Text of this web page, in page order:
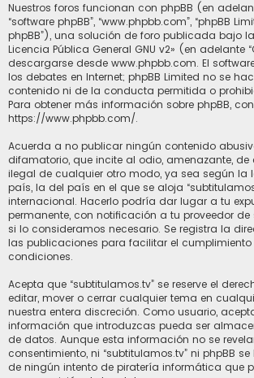
Nuestros foros funcionan con phpBB (en
“software phpBB”, “www.phpbb.com”, “phpBB
phpBB”), una solución de foro publicada bajo
Licencia Pública General GNU v2» (en adelante
descargarse desde www.phpbb.com. El
los debates en Internet; phpBB Limited no se
contenido ni de la conducta permitida o
Para obtener más información sobre phpBB,
https://www.phpbb.com/.
Acuerda a no publicar ningún contenido
difamatorio, que incite al odio, amenazante, de
ilegal de cualquier otro modo, ya sea según la
país, la del país en el que se aloja
internacional. Hacerlo podría dar lugar a tu
permanente, con notificación a tu proveedor de
si lo consideramos necesario. Se registra la
las publicaciones para facilitar el cumplimiento
condiciones.
Acepta que “subtitulamos.tv” se reserve el
editar, mover o cerrar cualquier tema en
nuestra entera discreción. Como usuario,
información que introduzcas pueda ser
de datos. Aunque esta información no se
consentimiento, ni “subtitulamos.tv” ni phpBB
de ningún intento de piratería informática que